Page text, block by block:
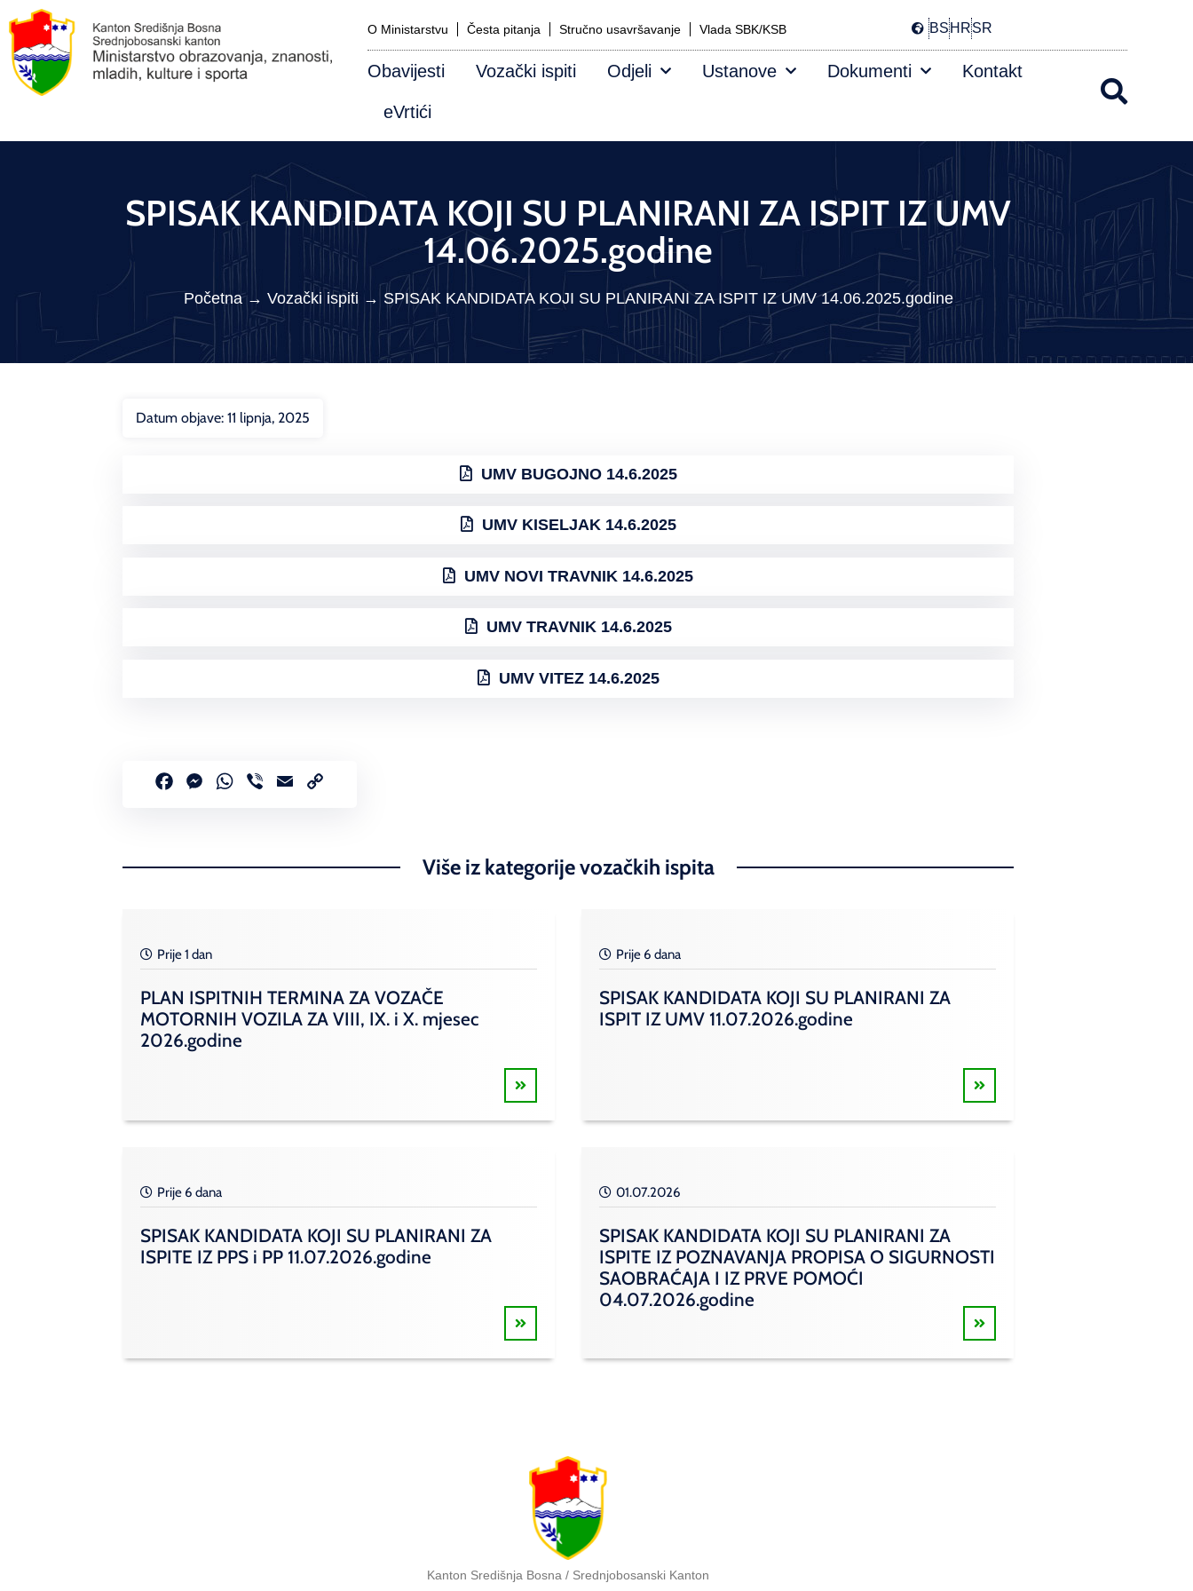
O Ministarstvu Česta pitanja Stručno usavršavanje Vlada SBK/KSB BSHRSR
Obavijesti Vozački ispiti Odjeli Ustanove Dokumenti Kontakt
eVrtići
SPISAK KANDIDATA KOJI SU PLANIRANI ZA ISPIT IZ UMV
14.06.2025.godine
Početna→ Vozački ispiti→ SPISAK KANDIDATA KOJI SU PLANIRANI ZA ISPIT IZ UMV 14.06.2025.godine
Datum objave: 11 lipnja, 2025
UMV BUGOJNO 14.6.2025
UMV KISELJAK 14.6.2025
UMV NOVI TRAVNIK 14.6.2025
UMV TRAVNIK 14.6.2025
UMV VITEZ 14.6.2025
FacebookMessenger
WhatsApp
Viber Email
Više iz kategorije vozačkih ispita
Prije 1 dan
PLAN ISPITNIH TERMINA ZA VOZAČE
MOTORNIH VOZILA ZA VIII, IX. i X. mjesec
2026.godine
Prije 6 dana
SPISAK KANDIDATA KOJI SU PLANIRANI ZA
ISPIT IZ UMV 11.07.2026.godine
Prije 6 dana
SPISAK KANDIDATA KOJI SU PLANIRANI ZA
ISPITE IZ PPS i PP 11.07.2026.godine
01.07.2026
SPISAK KANDIDATA KOJI SU PLANIRANI ZA
ISPITE IZ POZNAVANJA PROPISA O SIGURNOSTI
SAOBRAĆAJA I IZ PRVE POMOĆI
04.07.2026.godine
Kanton Središnja Bosna / Srednjobosanski Kanton